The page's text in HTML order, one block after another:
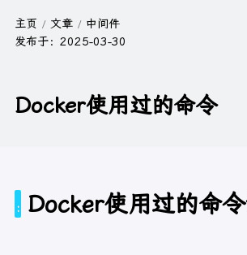
主页 文章
中间件
发布于： 2025-03-30
Docker使用过的命令
Docker使用过的命